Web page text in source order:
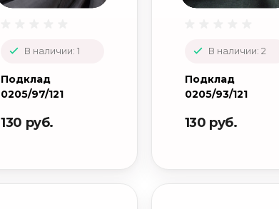
В наличии: 1
Подклад
0205/97/121
130 руб.
В наличии: 2
Подклад
0205/93/121
130 руб.